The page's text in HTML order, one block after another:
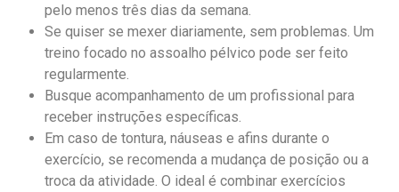
pelo menos três dias da semana.
Se quiser se mexer diariamente, sem problemas. Um
treino focado no assoalho pélvico pode ser feito
regularmente.
Busque acompanhamento de um profissional para
receber instruções específicas.
Em caso de tontura, náuseas e afins durante o
exercício, se recomenda a mudança de posição ou a
troca da atividade. O ideal é combinar exercícios